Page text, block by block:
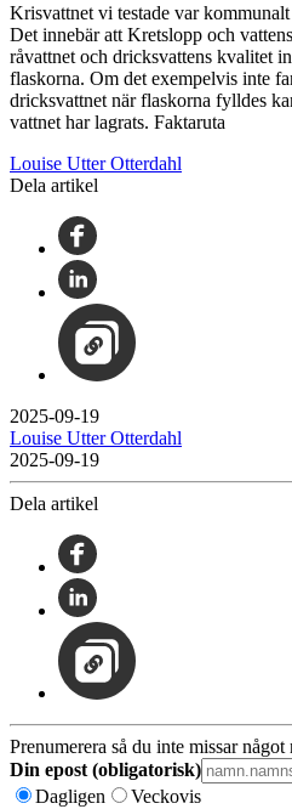
Krisvattnet vi testade var
Det innebär att Kretslopp och
råvattnet och dricksvattens kvalitet
flaskorna. Om det exempelvis inte
dricksvattnet när flaskorna fylldes
vattnet har lagrats. Faktaruta
Louise Utter Otterdahl
Dela artikel
2025-09-19
Louise Utter Otterdahl
2025-09-19
Dela artikel
Prenumerera så du inte missar något
Din epost (obligatorisk)
Dagligen
Veckovis